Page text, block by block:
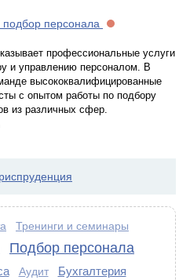
персонала
профессиональные услуги
и управлению персоналом. В
высококвалифицированные
с опытом работы по подбору
из различных сфер.
Тренинги и семинары
Подбор персонала
Аудит Бухгалтерия